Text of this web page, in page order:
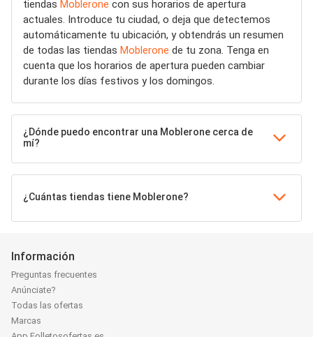
tiendas Moblerone con sus horarios de apertura
actuales. Introduce tu ciudad, o deja que detectemos
automáticamente tu ubicación, y obtendrás un resumen
de todas las tiendas Moblerone de tu zona. Tenga en
cuenta que los horarios de apertura pueden cambiar
durante los días festivos y los domingos.
¿Dónde puedo encontrar una Moblerone cerca de
mí?
¿Cuántas tiendas tiene Moblerone?
Información
Preguntas frecuentes
Anúnciate?
Todas las ofertas
Marcas